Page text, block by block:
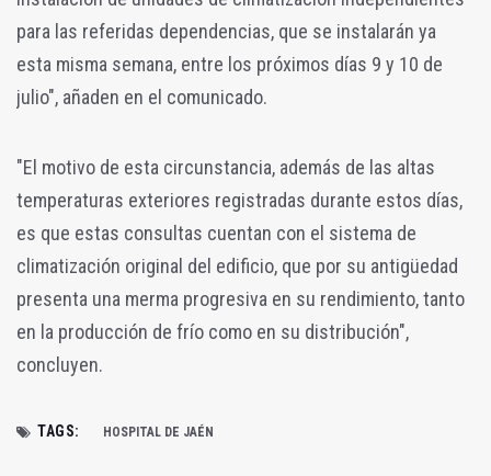
para las referidas dependencias, que se instalarán ya
esta misma semana, entre los próximos días 9 y 10 de
julio", añaden en el comunicado.
"El motivo de esta circunstancia, además de las altas
temperaturas exteriores registradas durante estos días,
es que estas consultas cuentan con el sistema de
climatización original del edificio, que por su antigüedad
presenta una merma progresiva en su rendimiento, tanto
en la producción de frío como en su distribución",
concluyen.
TAGS: HOSPITAL DE JAÉN